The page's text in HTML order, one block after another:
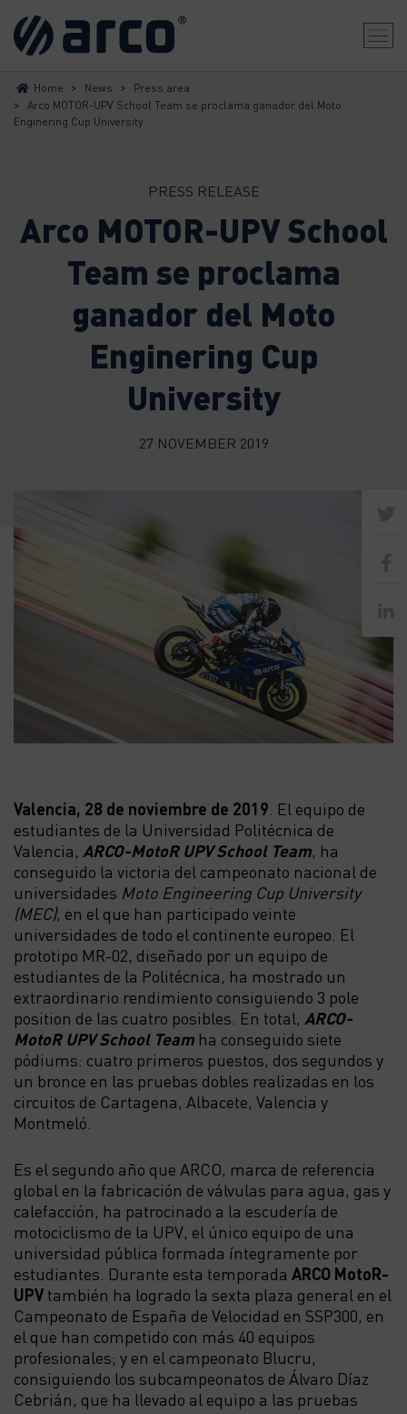
Home > News > Press area
>
Arco MOTOR-UPV School Team se proclama ganador del Moto
Enginering Cup University
PRESS RELEASE
Arco MOTOR-UPV School
Team se proclama
ganador del Moto
Enginering Cup
University
27 NOVEMBER 2019
Valencia, 28 de noviembre de 2019 . El equipo de
estudiantes de la Universidad Politécnica de
Valencia, ARCO-MotoR UPV School Team, ha
conseguido la victoria del campeonato nacional de
universidades Moto Engineering Cup University
(MEC), en el que han participado veinte
universidades de todo el continente europeo. El
prototipo MR-02, diseñado por un equipo de
estudiantes de la Politécnica, ha mostrado un
extraordinario rendimiento consiguiendo 3 pole
position de las cuatro posibles. En total, ARCO-
MotoR UPV School Team ha conseguido siete
pódiums: cuatro primeros puestos, dos segundos y
un bronce en las pruebas dobles realizadas en los
circuitos de Cartagena, Albacete, Valencia y
Montmeló.
Es el segundo año que ARCO, marca de referencia
global en la fabricación de válvulas para agua, gas y
calefacción, ha patrocinado a la escudería de
motociclismo de la UPV, el único equipo de una
universidad pública formada íntegramente por
estudiantes. Durante esta temporada ARCO MotoR-
UPV también ha logrado la sexta plaza general en el
Campeonato de España de Velocidad en SSP300, en
el que han competido con más 40 equipos
profesionales; y en el campeonato Blucru,
consiguiendo los subcampeonatos de Álvaro Díaz
Cebrián, que ha llevado al equipo a las pruebas